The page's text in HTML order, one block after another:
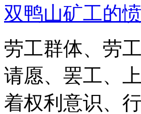
双鸭山矿工的
劳工群体、劳
请愿、罢工、
着权利意识、